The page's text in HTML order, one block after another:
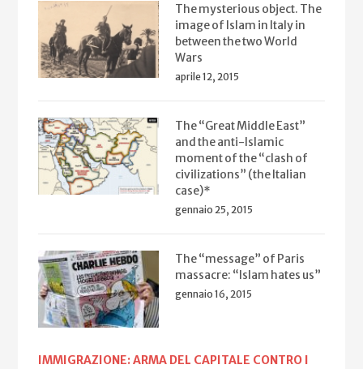
The mysterious object. The
image of Islam in Italy in
between the two World
Wars
aprile 12, 2015
The “Great Middle East”
and the anti-Islamic
moment of the “clash of
civilizations” (the Italian
case)*
gennaio 25, 2015
The “message” of Paris
massacre: “Islam hates us”
gennaio 16, 2015
IMMIGRAZIONE: ARMA DEL CAPITALE CONTRO I